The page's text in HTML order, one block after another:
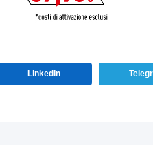
LinkedIn